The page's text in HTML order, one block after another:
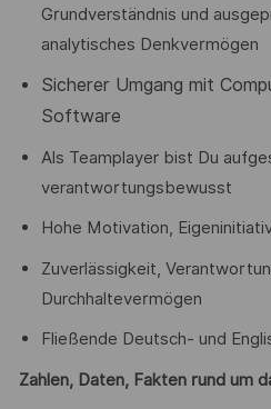
Grundverständnis und
analytisches Denkvermögen
Sicherer Umgang mit
Software
Als Teamplayer bist Du
verantwortungsbewusst
Hohe Motivation,
Zuverlässigkeit,
Durchhaltevermögen
Fließende Deutsch- und
Zahlen, Daten, Fakten rund um